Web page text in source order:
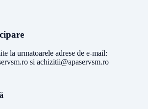
la urmatoarele adrese de e-mail:
si achizitii@apaservsm.ro